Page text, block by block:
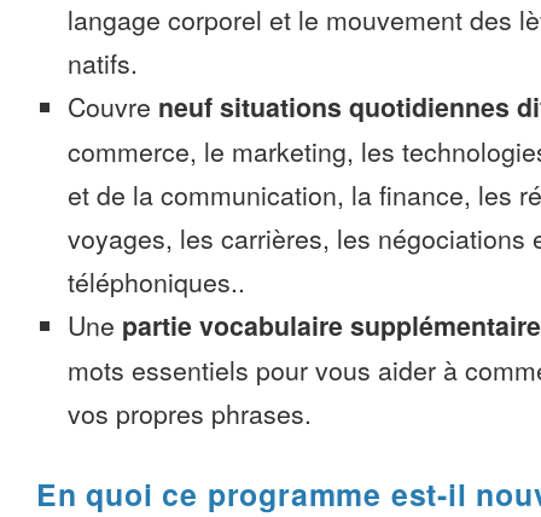
langage corporel et le mouvement des
natifs.
Couvre neuf situations quotidiennes
commerce, le marketing, les
et de la communication, la finance, les
voyages, les carrières, les négociations
téléphoniques..
Une partie vocabulaire supplémentaire
mots essentiels pour vous aider à
vos propres phrases.
En quoi ce programme est-il